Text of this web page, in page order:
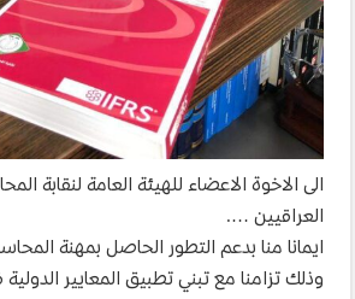
الى الاخوة الاعضاء للهيئة العامة لنقابة
العراقيين ….
ايمانا منا بدعم التطور الحاصل بمهنة